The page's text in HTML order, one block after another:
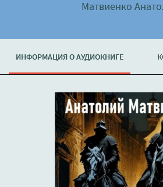
Матвиенко
ИНФОРМАЦИЯ О АУДИОКНИГЕ